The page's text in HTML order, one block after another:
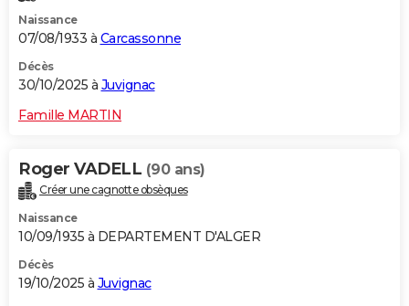
Naissance
07/08/1933 à Carcassonne
Décès
30/10/2025 à Juvignac
Famille MARTIN
Roger VADELL (90 ans)
Créer une cagnotte obsèques
Naissance
10/09/1935 à DEPARTEMENT D'ALGER
Décès
19/10/2025 à Juvignac